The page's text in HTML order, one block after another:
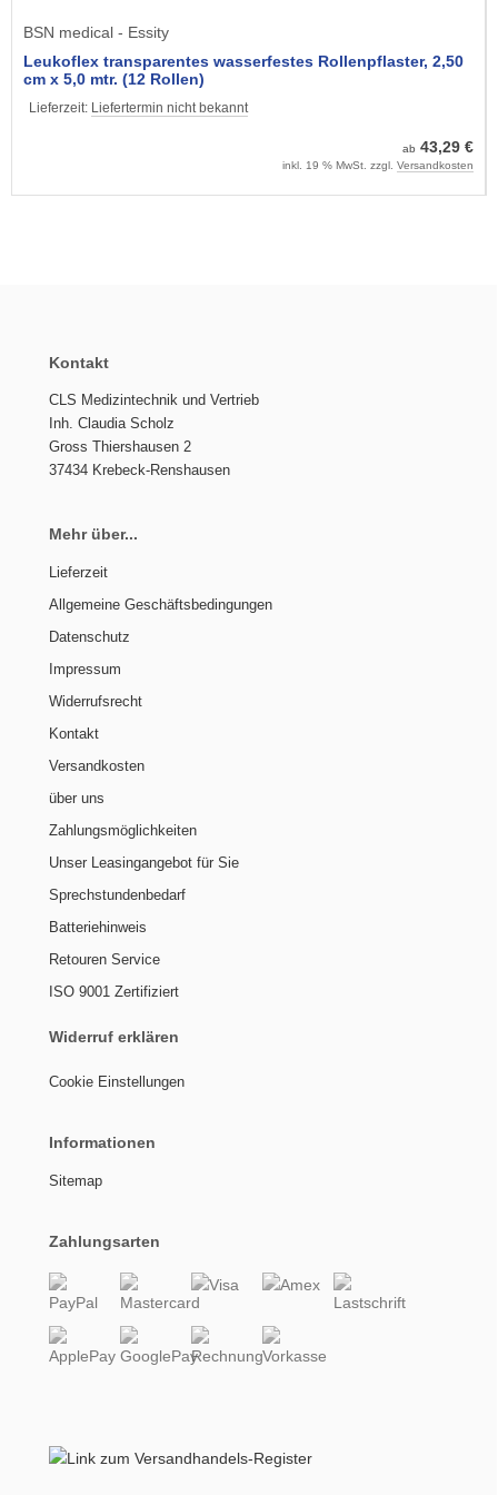
BSN medical - Essity
Leukoflex transparentes wasserfestes Rollenpflaster, 2,50
cm x 5,0 mtr. (12 Rollen)
Lieferzeit: Liefertermin nicht bekannt
ab 43,29 €
inkl. 19 % MwSt. zzgl. Versandkosten
Kontakt
CLS Medizintechnik und Vertrieb
Inh. Claudia Scholz
Gross Thiershausen 2
37434 Krebeck-Renshausen
Mehr über...
Lieferzeit
Allgemeine Geschäftsbedingungen
Datenschutz
Impressum
Widerrufsrecht
Kontakt
Versandkosten
über uns
Zahlungsmöglichkeiten
Unser Leasingangebot für Sie
Sprechstundenbedarf
Batteriehinweis
Retouren Service
ISO 9001 Zertifiziert
Widerruf erklären
Cookie Einstellungen
Informationen
Sitemap
Zahlungsarten